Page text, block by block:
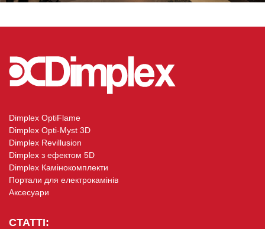
Dimplex OptiFlame
Dimplex Opti-Myst 3D
Dimplex Revillusion
Dimplex з ефектом 5D
Dimplex Камінокомплекти
Портали для електрокамінів
Аксесуари
СТАТТІ: